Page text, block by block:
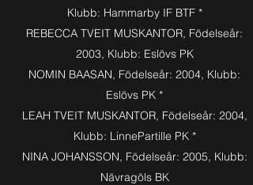
Klubb: Hammarby IF BTF *
REBECCA TVEIT MUSKANTOR, Födelseår:
2003, Klubb: Eslövs PK
NOMIN BAASAN, Födelseår: 2004, Klubb:
Eslövs PK *
LEAH TVEIT MUSKANTOR, Födelseår: 2004,
Klubb: LinnePartille PK *
NINA JOHANSSON, Födelseår: 2005, Klubb:
Nävragöls BK